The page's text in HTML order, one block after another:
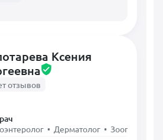
Ксения
отзывов
• Дерматолог •